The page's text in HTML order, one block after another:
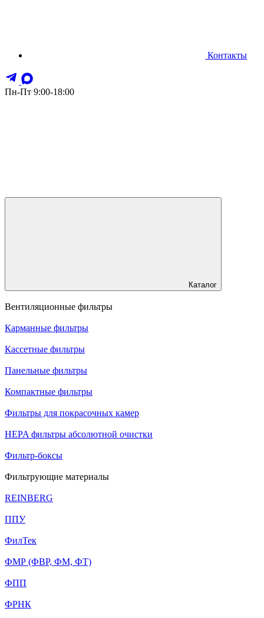
Контакты
Пн-Пт 9:00-18:00
Каталог
Вентиляционные фильтры
Карманные фильтры
Кассетные фильтры
Панельные фильтры
Компактные фильтры
Фильтры для покрасочных камер
HEPA фильтры абсолютной очистки
Фильтр-боксы
Фильтрующие материалы
REINBERG
ППУ
ФилТек
ФМР (ФВР, ФМ, ФТ)
ФПП
ФРНК